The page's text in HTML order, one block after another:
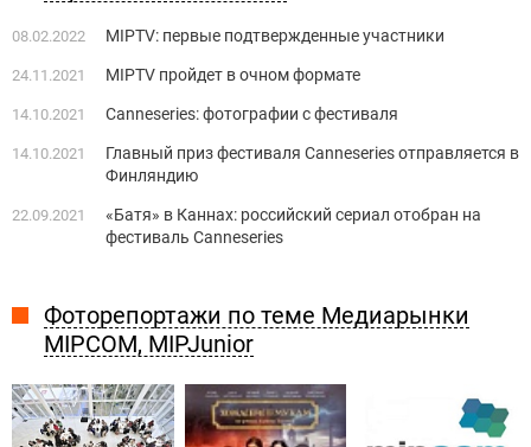
08.02.2022 MIPTV: первые подтвержденные участники
24.11.2021 MIPTV пройдет в очном формате
14.10.2021 Canneseries: фотографии с фестиваля
14.10.2021
Главный приз фестиваля Canneseries отправляется в
Финляндию
22.09.2021
«Батя» в Каннах: российский сериал отобран на
фестиваль Canneseries
Фоторепортажи по теме Медиарынки
MIPCOM, MIPJunior